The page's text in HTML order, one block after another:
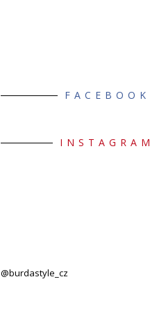
FACEBOOK
INSTAGRAM
@burdastyle_cz